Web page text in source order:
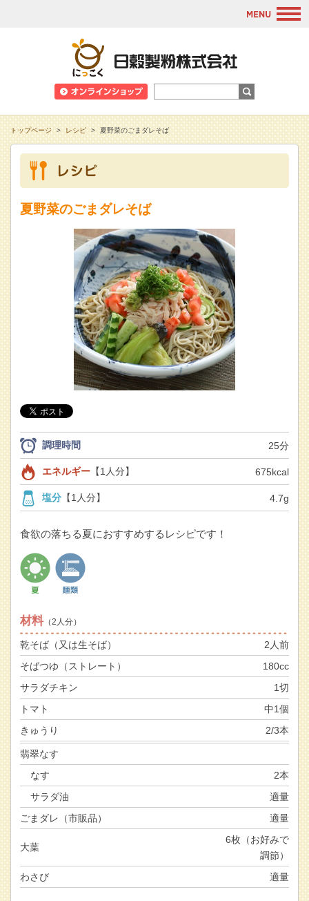
トップページ > レシピ > 夏野菜のごまダレそば
夏野菜のごまダレそば
調理時間 25分
エネルギー【1人分】 675kcal
塩分【1人分】 4.7g
食欲の落ちる夏におすすめするレシピです！
材料（2人分）
乾そば（又は生そば）
2人前
そばつゆ（ストレート）
180cc
サラダチキン
1切
トマト
中1個
きゅうり
2/3本
翡翠なす
なす
2本
サラダ油
適量
ごまダレ（市販品）
適量
大葉
6枚（お好みで
調節）
わさび
適量